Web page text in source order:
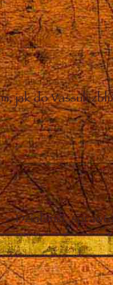
jak do Vassuli
Działania,